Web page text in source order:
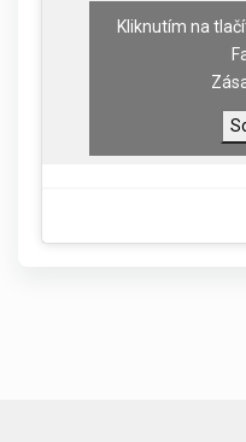
Kliknutím na